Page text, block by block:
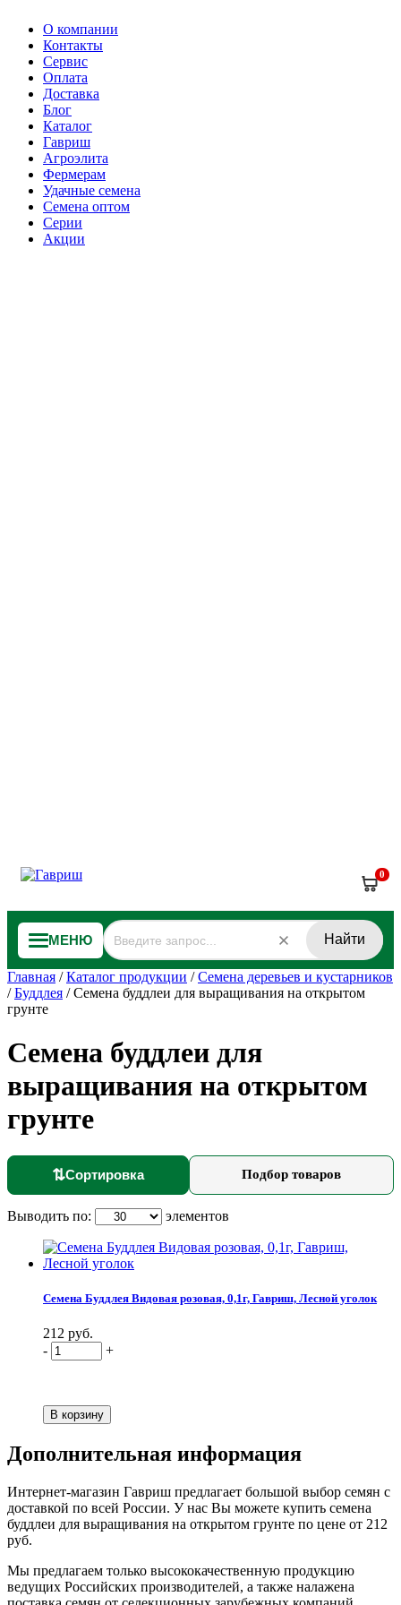
О компании
Контакты
Сервис
Оплата
Доставка
Блог
Каталог
Гавриш
Агроэлита
Фермерам
Удачные семена
Семена оптом
Серии
Акции
0
МЕНЮ Найти
Главная /Каталог продукции /Семена деревьев и кустарников
/Буддлея /Семена буддлеи для выращивания на открытом
грунте
Семена буддлеи для
выращивания на открытом
грунте
⇅Сортировка Подбор товаров
Выводить по: элементов
Семена Буддлея Видовая розовая, 0,1г, Гавриш, Лесной уголок
212 руб.
-
+
Дополнительная информация
Интернет-магазин Гавриш предлагает большой выбор семян с
доставкой по всей России. У нас Вы можете купить семена
буддлеи для выращивания на открытом грунте по цене от 212
руб.
Мы предлагаем только высококачественную продукцию
ведущих Российских производителей, а также налажена